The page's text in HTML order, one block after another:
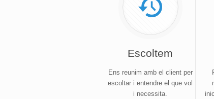
Escoltem
Ens reunim amb el client per
escoltar i entendre el que vol
i necessita.